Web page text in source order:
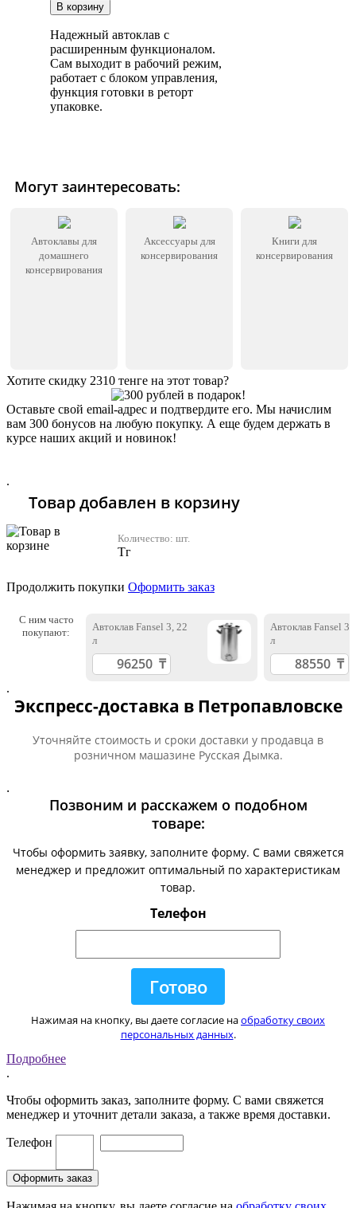
Надежный автоклав с
расширенным функционалом.
Сам выходит в рабочий режим,
работает с блоком управления,
функция готовки в реторт
упаковке.
Могут заинтересовать:
Автоклавы для
домашнего
консервирования
Аксессуары для
консервирования
Книги для
консервирования
Хотите скидку 2310 тенге на этот товар?
Оставьте свой email-адрес и подтвердите его. Мы начислим
вам 300 бонусов на любую покупку. А еще будем держать в
курсе наших акций и новинок!
.
Товар добавлен в корзину
Количество: шт.
Тг
Продолжить покупки Оформить заказ
С ним часто
покупают:
Автоклав Fansel 3, 22
л
Автоклав Fansel 3,
л
.
Экспресс-доставка в Петропавловске
Уточняйте стоимость и сроки доставки у продавца в
розничном машазине Русская Дымка.
.
Позвоним и расскажем о подобном
товаре:
Чтобы оформить заявку, заполните форму. С вами свяжется
менеджер и предложит оптимальный по характеристикам
товар.
Телефон
Нажимая на кнопку, вы даете согласие наобработку своих
персональных данных.
Подробнее
.
Чтобы оформить заказ, заполните форму. С вами свяжется
менеджер и уточнит детали заказа, а также время доставки.
Телефон